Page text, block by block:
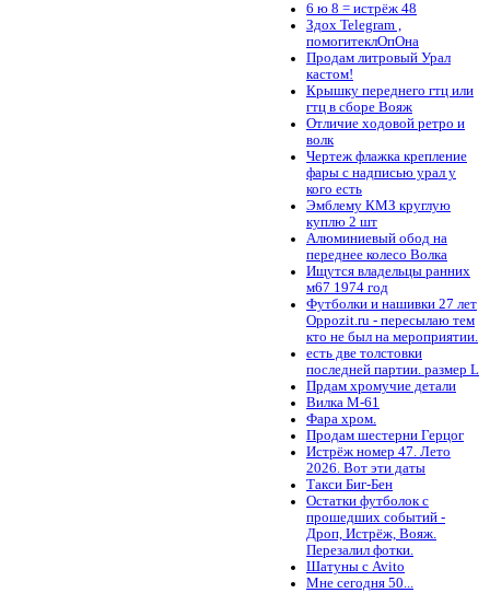
6 ю 8 = истрёж 48
Здох Telegram ,
помогитеклОпОна
Продам литровый Урал
кастом!
Крышку переднего гтц или
гтц в сборе Вояж
Отличие ходовой ретро и
волк
Чертеж флажка крепление
фары с надписью урал у
кого есть
Эмблему КМЗ круглую
куплю 2 шт
Алюминиевый обод на
переднее колесо Волка
Ищутся владельцы ранних
м67 1974 год
Футболки и нашивки 27 лет
Oppozit.ru - пересылаю тем
кто не был на мероприятии.
есть две толстовки
последней партии. размер L
Прдам хромучие детали
Вилка М-61
Фара хром.
Продам шестерни Герцог
Истрёж номер 47. Лето
2026. Вот эти даты
Такси Биг-Бен
Остатки футболок с
прошедших событий -
Дроп, Истрёж, Вояж.
Перезалил фотки.
Шатуны с Avito
Мне сегодня 50...